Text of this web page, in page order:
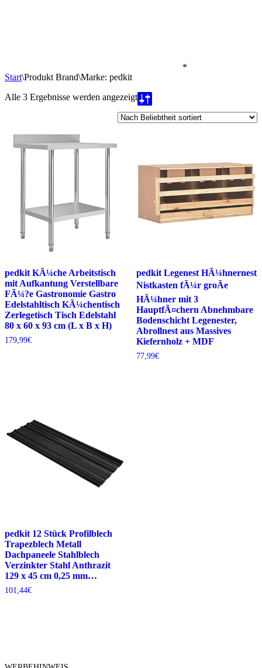
*
Start\Produkt Brand\Marke: pedkit
Alle 3 Ergebnisse werden angezeigtNach
Beliebtheit
sortiert
pedkit KÃ¼che Arbeitstisch
mit Aufkantung Verstellbare
FÃ¼?e Gastronomie Gastro
Edelstahltisch KÃ¼chentisch
Zerlegetisch Tisch Edelstahl
80 x 60 x 93 cm (L x B x H)
179,99€
pedkit Legenest HÃ¼hnernest
Nistkasten fÃ¼r groÃe
HÃ¼hner mit 3
HauptfÃ¤chern Abnehmbare
Bodenschicht Legenester,
Abrollnest aus Massives
Kiefernholz + MDF
77,99€
pedkit 12 Stück Profilblech
Trapezblech Metall
Dachpaneele Stahlblech
Verzinkter Stahl Anthrazit
129 x 45 cm 0,25 mm…
101,44€